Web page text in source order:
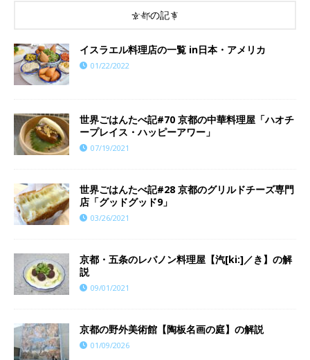
京都の記事
イスラエル料理店の一覧 in日本・アメリカ
01/22/2022
世界ごはんたべ記#70 京都の中華料理屋「ハオチ
ープレイス・ハッピーアワー」
07/19/2021
世界ごはんたべ記#28 京都のグリルドチーズ専門
店「グッドグッド9」
03/26/2021
京都・五条のレバノン料理屋【汽[ki:]／き】の解
説
09/01/2021
京都の野外美術館【陶板名画の庭】の解説
01/09/2026